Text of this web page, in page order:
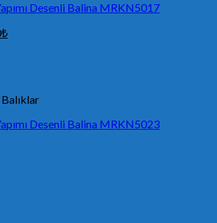
Desenli Balina MRKN5017
₺
Desenli Balina MRKN5023